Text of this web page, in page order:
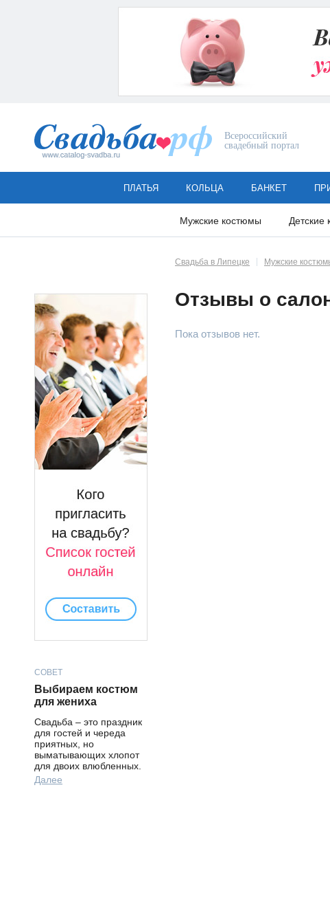
Всероссийский
свадебный портал
ПЛАТЬЯ КОЛЬЦА БАНКЕТ
Мужские костюмы Детские
СОВЕТ
Выбираем костюм
для жениха
Свадьба – это праздник
для гостей и череда
приятных, но
выматывающих хлопот
для двоих влюбленных.
Далее
Свадьба в Липецке Мужские
Отзывы о
Пока отзывов нет.